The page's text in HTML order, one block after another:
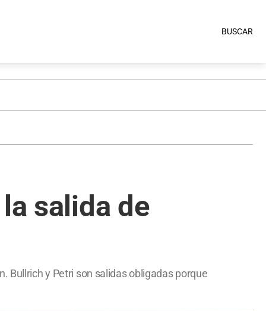
BUSCAR
salida de
Bullrich y Petri son salidas obligadas porque